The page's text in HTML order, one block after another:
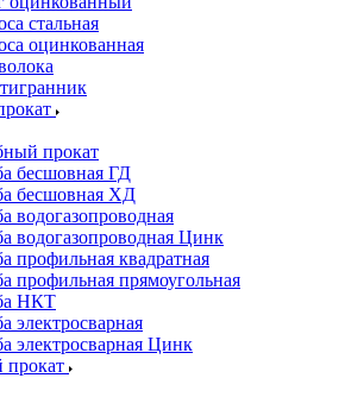
стальная
оцинкованная
прокат
бесшовная ГД
бесшовная ХД
водогазопроводная
водогазопроводная Цинк
профильная квадратная
профильная прямоугольная
НКТ
электросварная
электросварная Цинк